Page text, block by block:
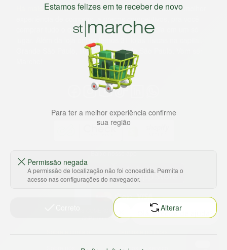
Há mais de 22 anos, o St. Marche busca oferecer a melhor
experiência de compras, a preços competitivos, pra você
comprar tudo o que precisa para seu dia a dia em um só
lugar. Além da loja online temos 31 lojas físicas na capital,
Grande São Paulo, litoral e interior de São Paulo. Vem ser
HORTUS COMERCIO DE ALIMENTOS S.A
CNPJ: 09.000.493/0002-15
Termos de serviço
Estamos felizes em te receber de novo
Para ter a melhor experiência confirme
sua região
Permissão negada
A permissão de localização não foi concedida. Permita o
acesso nas configurações do navegador.
Alterar